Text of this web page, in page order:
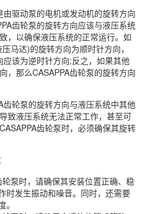
驱动泵的电机或发动机的旋转方向
齿轮泵的旋转方向应该与液压系统
，以确保液压系统的正常运行。如
马达)的旋转方向为顺时针方向，
该为逆时针方向;反之，如果其他
，那么CASAPPA齿轮泵的旋转方向
齿轮泵的旋转方向与液压系统中其他
致液压系统无法正常工作，甚至可
齿轮泵时，必须确保其旋转
泵时，请确保其安装位置正确、稳
时发生振动和噪音。同时，还需要